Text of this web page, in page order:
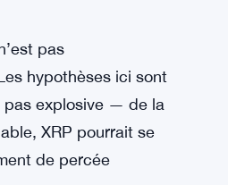
pas
hypothèses ici sont
pas explosive — de la
XRP pourrait se
de percée